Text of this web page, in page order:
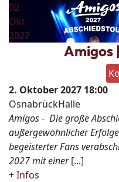
02
Okt
2027
Amigos
2. Oktober 2027 18:00
OsnabrückHalle
Amigos - Die große
außergewöhnlicher
begeisterter Fans
2027 mit einer [...]
+ Infos